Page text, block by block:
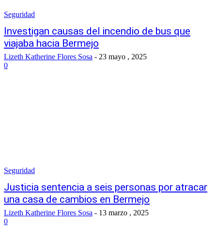
Seguridad
Investigan causas del incendio de bus que
viajaba hacia Bermejo
Lizeth Katherine Flores Sosa - 23 mayo , 2025
0
Seguridad
Justicia sentencia a seis personas por atracar
una casa de cambios en Bermejo
Lizeth Katherine Flores Sosa - 13 marzo , 2025
0